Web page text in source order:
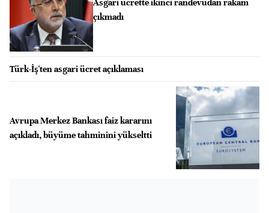
Asgari ücrette ikinci randevudan rakam
çıkmadı
Türk-İş'ten asgari ücret açıklaması
Avrupa Merkez Bankası faiz kararını
açıkladı, büyüme tahminini yükseltti